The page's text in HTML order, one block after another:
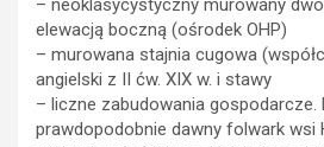
– neoklasycystyczny murowany
elewacją boczną (ośrodek OHP)
– murowana stajnia cugowa
angielski z II ćw. XIX w. i stawy
– liczne zabudowania
prawdopodobnie dawny folwark wsi